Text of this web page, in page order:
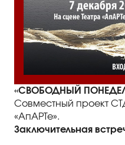
«СВОБОДНЫЙ
Совместный проект
«АпАРТе».
Заключительная